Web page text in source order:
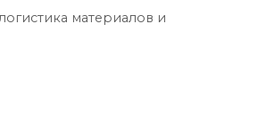
материалов и